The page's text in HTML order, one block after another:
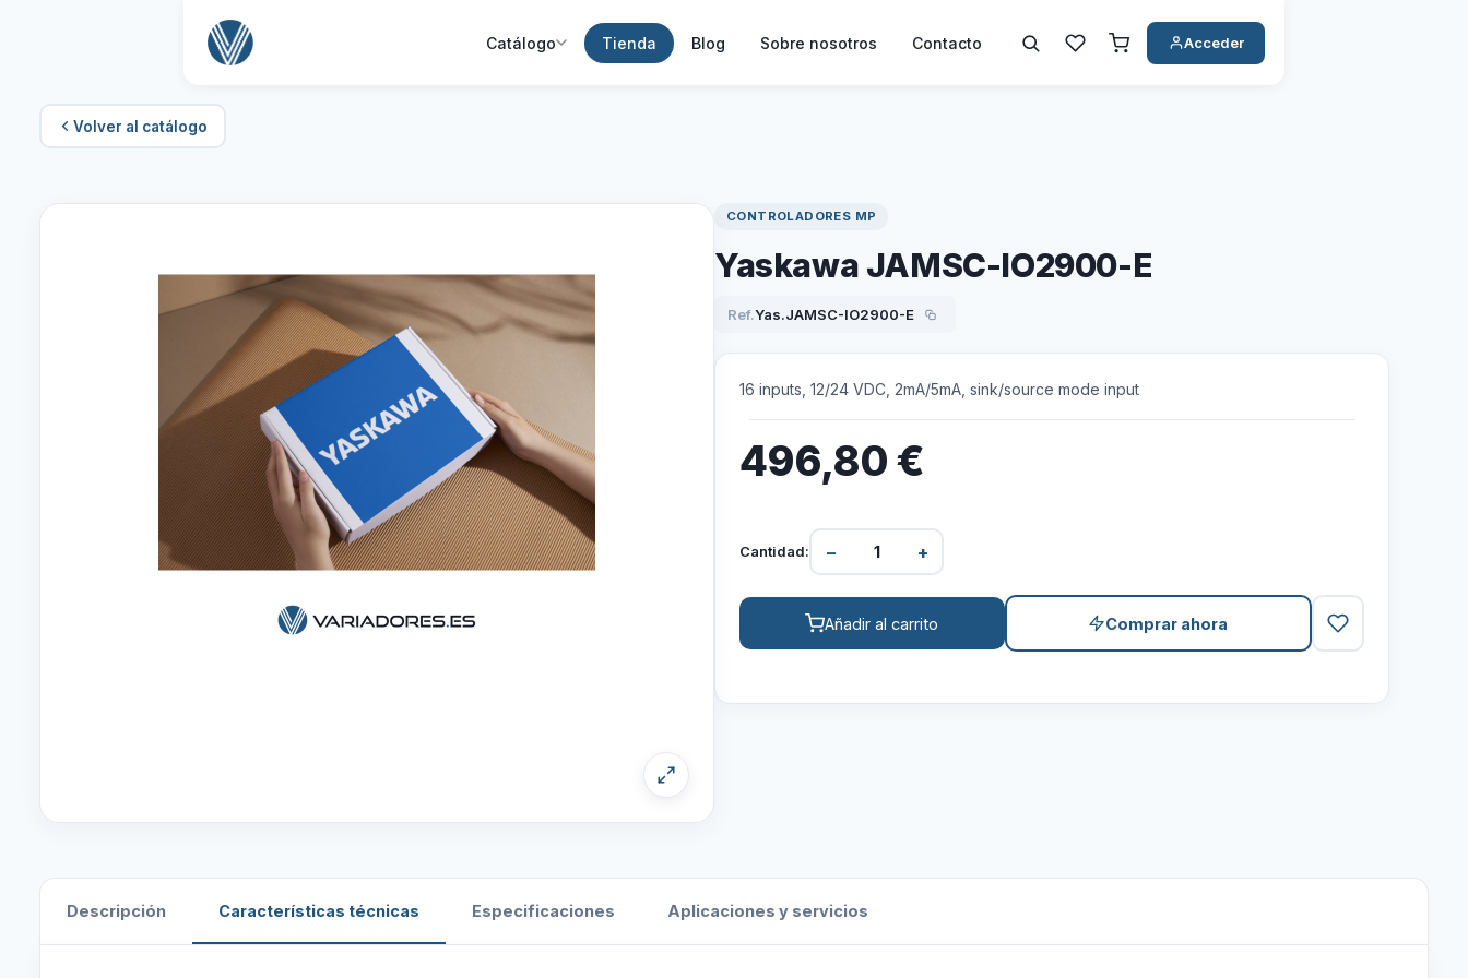
Catálogo Tienda Blog Sobre nosotros Contacto Acceder
Volver al catálogo
CONTROLADORES MP
Yaskawa JAMSC-IO2900-E
Ref.Yas.JAMSC-IO2900-E
16 inputs, 12/24 VDC, 2mA/5mA, sink/source mode input
496,80€
Cantidad: − +
Añadir al carrito Comprar ahora
Descripción Características técnicas Especificaciones Aplicaciones y servicios